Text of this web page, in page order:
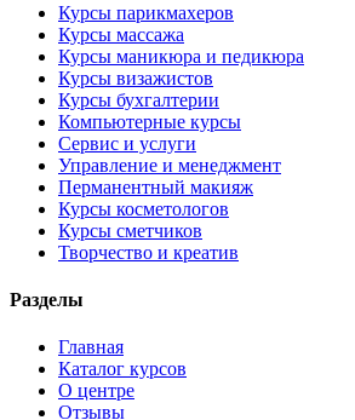
Курсы парикмахеров
Курсы массажа
Курсы маникюра и педикюра
Курсы визажистов
Курсы бухгалтерии
Компьютерные курсы
Сервис и услуги
Управление и менеджмент
Перманентный макияж
Курсы косметологов
Курсы сметчиков
Творчество и креатив
Разделы
Главная
Каталог курсов
О центре
Отзывы